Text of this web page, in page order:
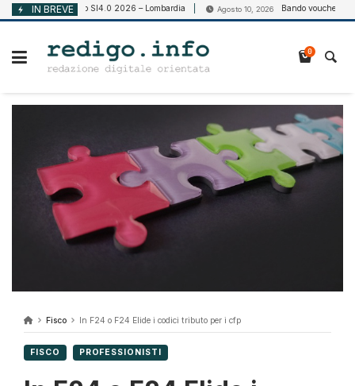
Vai
al
IN BREVE
2026 Bando SI4.0 2026 – Lombardia Agosto 10, 2026 Bando voucher cloud e
0
Fisco In F24 o F24 Elide i codici tributo per i cfp
FISCO PROFESSIONISTI